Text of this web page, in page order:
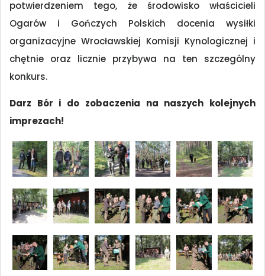
potwierdzeniem tego, że środowisko właścicieli
Ogarów i Gończych Polskich docenia wysiłki
organizacyjne Wrocławskiej Komisji Kynologicznej i
chętnie oraz licznie przybywa na ten szczególny
konkurs.
Darz Bór i do zobaczenia na naszych kolejnych
imprezach!